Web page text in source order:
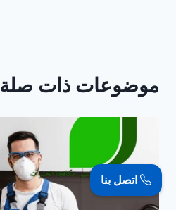
موضوعات ذات صلة
اتصل بنا